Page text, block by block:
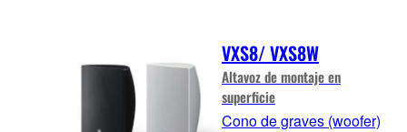
VXS8/ VXS8W
Altavoz de montaje en
superficie
Cono de graves (woofer)